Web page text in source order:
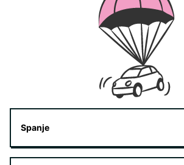
Spanje